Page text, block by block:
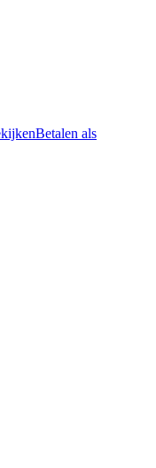
Betalen als